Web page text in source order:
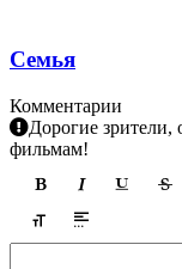
Семья
Комментарии
Дорогие зрители,
фильмам!